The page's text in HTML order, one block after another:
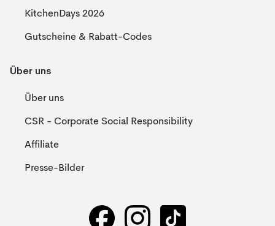
KitchenDays 2026
Gutscheine & Rabatt-Codes
Über uns
Über uns
CSR - Corporate Social Responsibility
Affiliate
Presse-Bilder